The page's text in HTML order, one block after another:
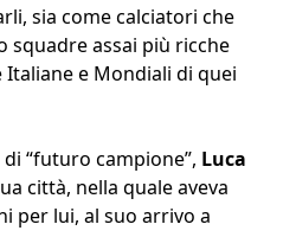
sia come calciatori che
squadre assai più ricche
e Mondiali di quei
“futuro campione”, Luca
città, nella quale aveva
per lui, al suo arrivo a